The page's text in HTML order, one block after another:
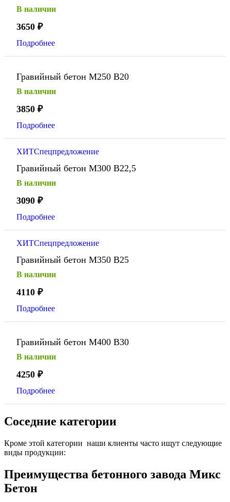
В наличии
3650 ₽
Подробнее
Гравийный бетон М250 В20
В наличии
3850 ₽
Подробнее
ХИТСпецпредложение
Гравийный бетон М300 В22,5
В наличии
3090 ₽
Подробнее
ХИТСпецпредложение
Гравийный бетон М350 В25
В наличии
4110 ₽
Подробнее
Гравийный бетон М400 В30
В наличии
4250 ₽
Подробнее
Соседние категории
Кроме этой категории наши клиенты часто ищут следующие
виды продукции:
Преимущества бетонного завода Микс
Бетон